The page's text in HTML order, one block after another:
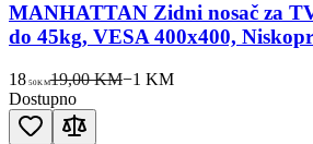
MANHATTAN Zidni nosač za
do 45kg, VESA 400x400,
18 50KM19,00 KM−1 KM
Dostupno